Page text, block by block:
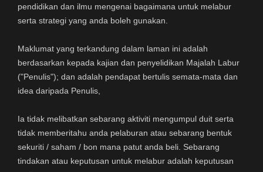
pendidikan dan ilmu mengenai bagaimana untuk melabur
serta strategi yang anda boleh gunakan.
Maklumat yang terkandung dalam laman ini adalah
berdasarkan kepada kajian dan penyelidikan Majalah Labur
("Penulis"); dan adalah pendapat bertulis semata-mata dan
idea daripada Penulis,
Ia tidak melibatkan sebarang aktiviti mengumpul duit serta
tidak memberitahu anda pelaburan atau sebarang bentuk
sekuriti / saham / bon mana patut anda beli. Sebarang
tindakan atau keputusan untuk melabur adalah keputusan